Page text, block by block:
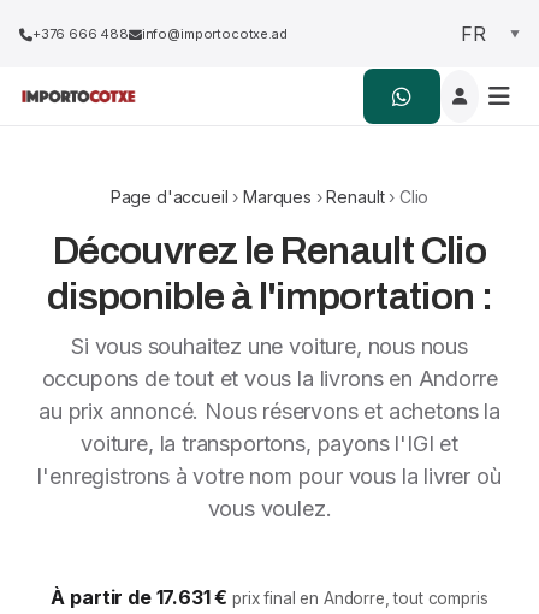
+376 666 488 info@importocotxe.ad
Page d'accueil ›Marques ›Renault› Clio
Découvrez le Renault Clio
disponible à l'importation :
Si vous souhaitez une voiture, nous nous
occupons de tout et vous la livrons en Andorre
au prix annoncé. Nous réservons et achetons la
voiture, la transportons, payons l'IGI et
l'enregistrons à votre nom pour vous la livrer où
vous voulez.
À partir de 17.631 €prix final en Andorre, tout compris